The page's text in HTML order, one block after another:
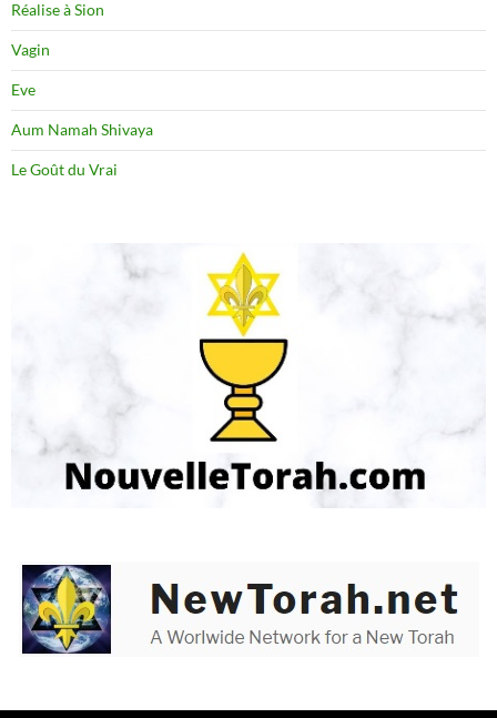
Réalise à Sion
Vagin
Eve
Aum Namah Shivaya
Le Goût du Vrai